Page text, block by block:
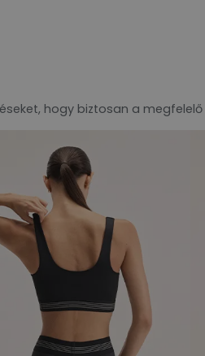
hogy biztosan a